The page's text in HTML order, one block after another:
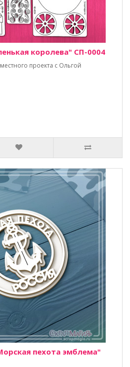
королева" СП-0004
проекта с Ольгой
пехота эмблема"